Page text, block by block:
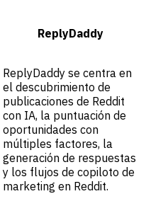
ReplyDaddy
ReplyDaddy se centra en
el descubrimiento de
publicaciones de Reddit
con IA, la puntuación de
oportunidades con
múltiples factores, la
generación de respuestas
y los flujos de copiloto de
marketing en Reddit.